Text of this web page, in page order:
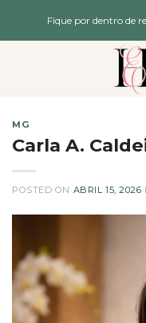
Fique por dentro de
MG
Carla A.
POSTED ON ABRIL 15, 2026